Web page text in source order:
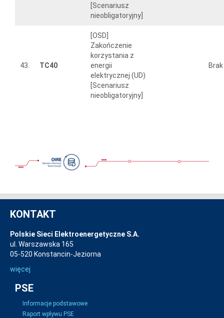
[Scenariusz
nieobligatoryjny]
43. TC40
[OSD]
Zakończenie
korzystania z
energii
elektrycznej (UD)
[Scenariusz
nieobligatoryjny]
Brak
KONTAKT
Polskie Sieci Elektroenergetyczne S.A.
ul. Warszawska 165
05-520 Konstancin-Jeziorna
więcej
PSE
Informacje podstawowe
Raport wpływu PSE